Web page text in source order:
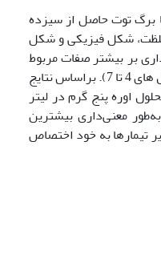
برگ توت حاصل از سیزده
غلظت، شکل فیزیکی و شکل
بر بیشتر صفات مربوط
به عملکرد کرم ابریشم دارد (جدول های 4 تا 7). براساس نتایج
محلول اوره پنج گرم در لیتر
معنی‌داری بیشترین
تیمارها به خود اختصاص